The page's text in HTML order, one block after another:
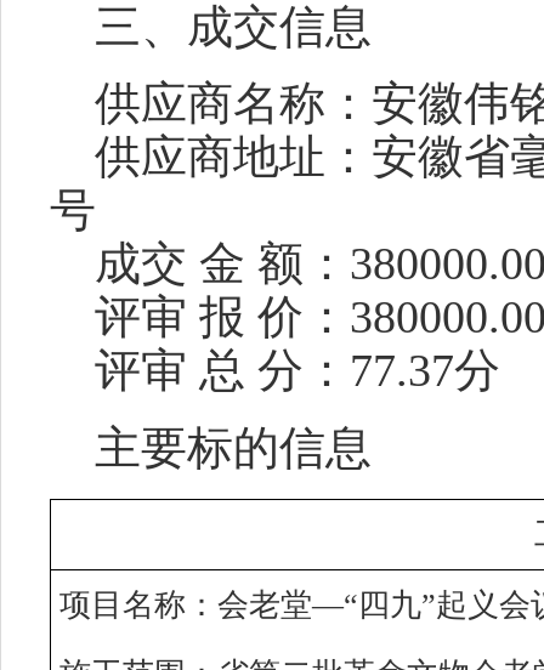
三、成交信息
供应商名称：安徽伟
供应商地址：安徽省
号
成交 金 额：
评审 报 价：
评审 总 分： 77.37分
主要标的信息
项目名称：会老堂—“四九”起义会